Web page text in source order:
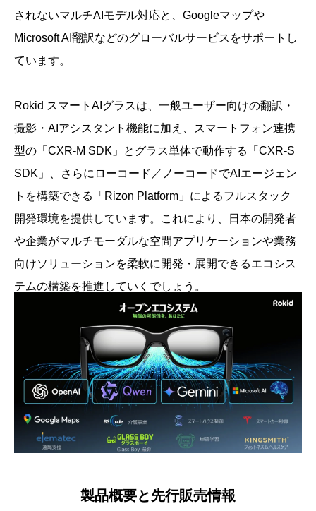
されないマルチAIモデル対応と、Googleマップや
Microsoft AI翻訳などのグローバルサービスをサポートし
ています。
Rokid スマートAIグラスは、一般ユーザー向けの翻訳・
撮影・AIアシスタント機能に加え、スマートフォン連携
型の「CXR-M SDK」とグラス単体で動作する「CXR-S
SDK」、さらにローコード／ノーコードでAIエージェン
トを構築できる「Rizon Platform」によるフルスタック
開発環境を提供しています。これにより、日本の開発者
や企業がマルチモーダルな空間アプリケーションや業務
向けソリューションを柔軟に開発・展開できるエコシス
テムの構築を推進していくでしょう。
製品概要と先行販売情報